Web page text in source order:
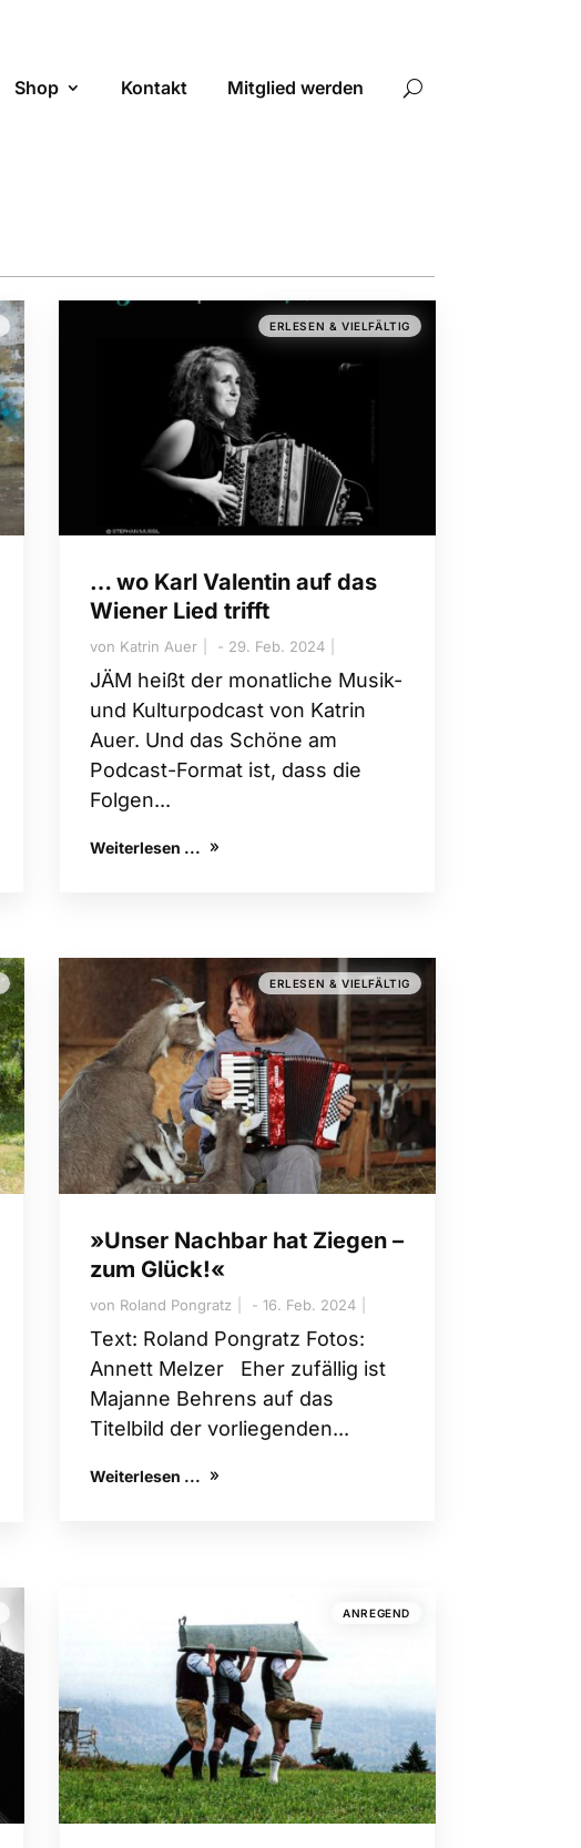
Shop Kontakt Mitglied werden
ERLESEN & VIELFÄLTIG
… wo Karl Valentin auf das
Wiener Lied trifft
von Katrin Auer 29. Feb. 2024
JÄM heißt der monatliche Musik-
und Kulturpodcast von Katrin
Auer. Und das Schöne am
Podcast-Format ist, dass die
Folgen...
Weiterlesen ...
ERLESEN & VIELFÄLTIG
»Unser Nachbar hat Ziegen –
zum Glück!«
von Roland Pongratz 16. Feb. 2024
Text: Roland Pongratz Fotos:
Annett Melzer Eher zufällig ist
Majanne Behrens auf das
Titelbild der vorliegenden...
Weiterlesen ...
ANREGEND